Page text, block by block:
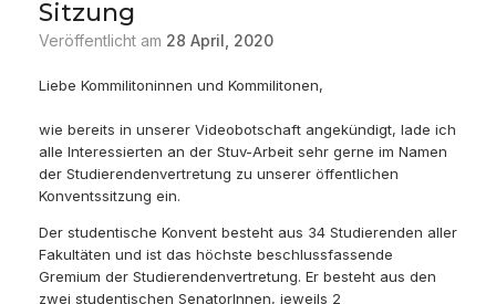
Sitzung
Veröffentlicht am 28 April, 2020
Liebe Kommilitoninnen und Kommilitonen,
wie bereits in unserer Videobotschaft angekündigt, lade ich
alle Interessierten an der Stuv-Arbeit sehr gerne im Namen
der Studierendenvertretung zu unserer öffentlichen
Konventssitzung ein.
Der studentische Konvent besteht aus 34 Studierenden aller
Fakultäten und ist das höchste beschlussfassende
Gremium der Studierendenvertretung. Er besteht aus den
zwei studentischen SenatorInnen, jeweils 2